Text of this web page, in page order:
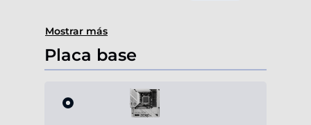
Mostrar más
Placa base